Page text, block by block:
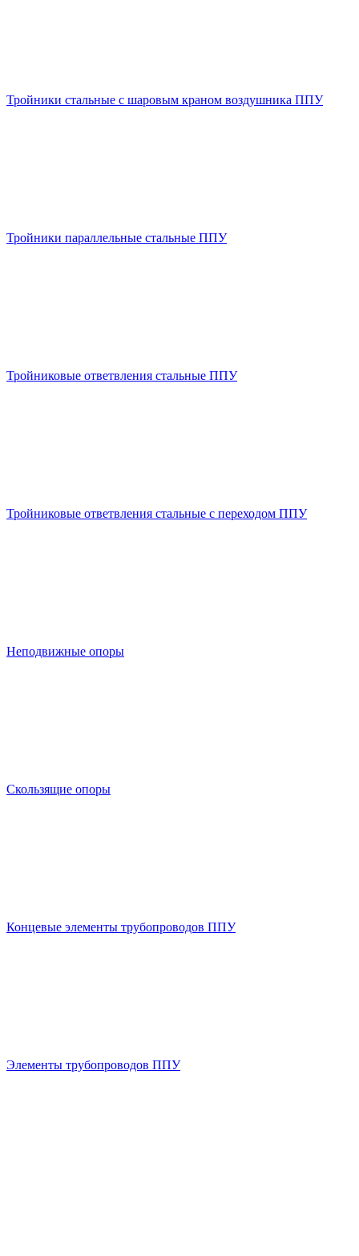
Тройники стальные с шаровым краном воздушника ППУ
Тройники параллельные стальные ППУ
Тройниковые ответвления стальные ППУ
Тройниковые ответвления стальные с переходом ППУ
Неподвижные опоры
Скользящие опоры
Концевые элементы трубопроводов ППУ
Элементы трубопроводов ППУ